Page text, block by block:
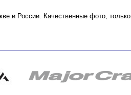
и России. Качественные фото, только